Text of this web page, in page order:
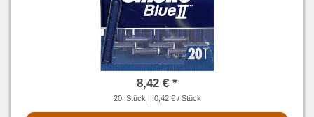
8,42 € *
20 Stück | 0,42 € / Stück